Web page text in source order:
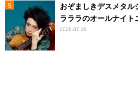
おぞましきデスメタル
ラララのオールナイト
2026.07.19